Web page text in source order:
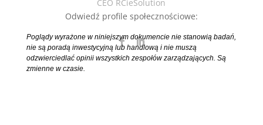
CEO RCieSolution
Odwiedź profile społecznościowe:
Poglądy wyrażone w niniejszym dokumencie nie stanowią badań,
nie są poradą inwestycyjną lub handlową i nie muszą
odzwierciedlać opinii wszystkich zespołów zarządzających. Są
zmienne w czasie.